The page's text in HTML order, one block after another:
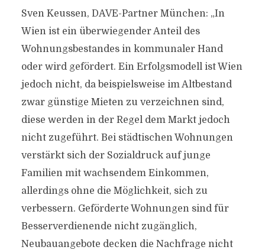
Sven Keussen, DAVE-Partner München: „In
Wien ist ein überwiegender Anteil des
Wohnungsbestandes in kommunaler Hand
oder wird gefördert. Ein Erfolgsmodell ist Wien
jedoch nicht, da beispielsweise im Altbestand
zwar günstige Mieten zu verzeichnen sind,
diese werden in der Regel dem Markt jedoch
nicht zugeführt. Bei städtischen Wohnungen
verstärkt sich der Sozialdruck auf junge
Familien mit wachsendem Einkommen,
allerdings ohne die Möglichkeit, sich zu
verbessern. Geförderte Wohnungen sind für
Besserverdienende nicht zugänglich,
Neubauangebote decken die Nachfrage nicht